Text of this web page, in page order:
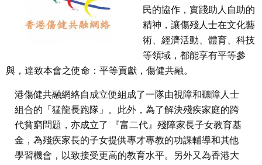
民的協作，實踐助人自助的
精神，讓傷殘人士在文化藝
術、經濟活動、體育、科技
等領域，都能享有平等參
與，達致本會之使命：平等貢獻，傷健共融。
港傷健共融網絡自成立便組成了一隊由視障和聽障人士
組合的「猛龍長跑隊」。此外，為了解決殘疾家庭的跨
代貧窮問題，亦成立了 『富二代』殘障家長子女教育基
金，為殘疾家長的子女提供專才專教的功課輔導和其他
學習機會，以致接受更高的教育水平。另外又為香港大